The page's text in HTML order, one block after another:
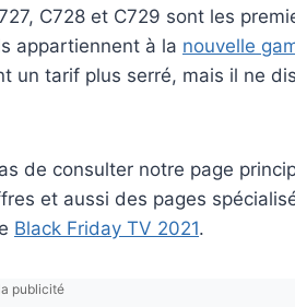
C728 et C729 sont les
appartiennent à la nouvelle
un tarif plus serré, mais il ne
de consulter notre page
et aussi des pages
Black Friday TV 2021.
publicité